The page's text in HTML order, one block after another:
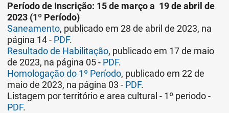
Período de Inscrição: 15 de março a 19 de abril de
2023 (1º Período)
Saneamento, publicado em 28 de abril de 2023, na
página 14 - PDF.
Resultado de Habilitação, publicado em 17 de maio
de 2023, na página 05 - PDF.
Homologação do 1º Período, publicado em 22 de
maio de 2023, na página 03 - PDF.
Listagem por território e area cultural - 1º periodo -
PDF.